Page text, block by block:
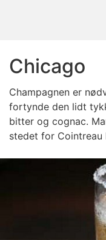
Chicago
Champagnen er
fortynde den lidt
bitter og cognac.
stedet for